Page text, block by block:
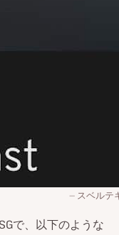
スベルテ
で、以下のような